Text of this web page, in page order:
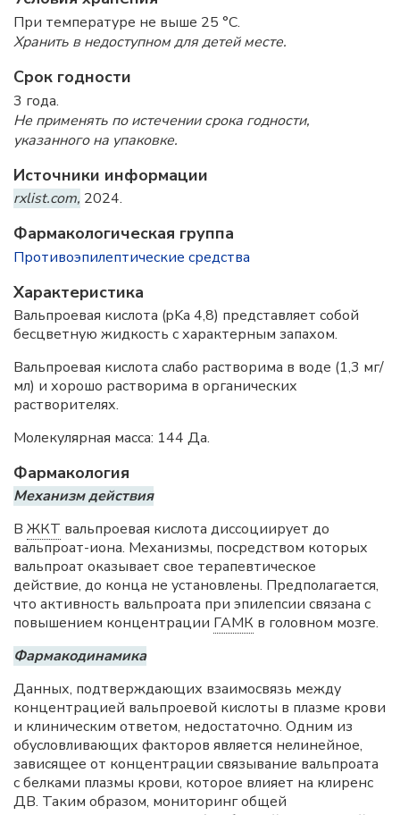
При температуре не выше 25 °C.
Хранить в недоступном для детей месте.
Срок годности
3 года.
Не применять по истечении срока годности,
указанного на упаковке.
Источники информации
rxlist.com, 2024.
Фармакологическая группа
Противоэпилептические средства
Характеристика
Вальпроевая кислота (pKa 4,8) представляет собой
бесцветную жидкость с характерным запахом.
Вальпроевая кислота слабо растворима в воде (1,3 мг/
мл) и хорошо растворима в органических
растворителях.
Молекулярная масса: 144 Да.
Фармакология
Механизм действия
В ЖКТ вальпроевая кислота диссоциирует до
вальпроат-иона. Механизмы, посредством которых
вальпроат оказывает свое терапевтическое
действие, до конца не установлены. Предполагается,
что активность вальпроата при эпилепсии связана с
повышением концентрации ГАМК в головном мозге.
Фармакодинамика
Данных, подтверждающих взаимосвязь между
концентрацией вальпроевой кислоты в плазме крови
и клиническим ответом, недостаточно. Одним из
обусловливающих факторов является нелинейное,
зависящее от концентрации связывание вальпроата
с белками плазмы крови, которое влияет на клиренс
ДВ. Таким образом, мониторинг общей